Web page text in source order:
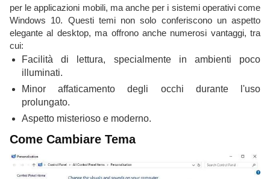
t
i
n
per le applicazioni mobili, ma anche per i sistemi operativi come
Windows 10. Questi temi non solo conferiscono un aspetto
elegante al desktop, ma offrono anche numerosi vantaggi, tra
cui:
Facilità di lettura, specialmente in ambienti poco
illuminati.
Minor affaticamento degli occhi durante l'uso
prolungato.
Aspetto misterioso e moderno.
Come Cambiare Tema